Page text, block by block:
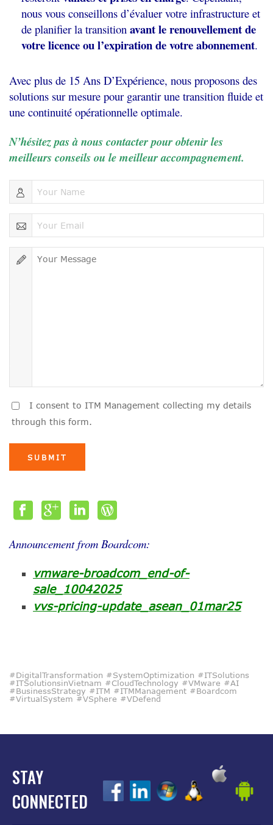
nous vous conseillons d’évaluer votre infrastructure et
de planifier la transition avant le renouvellement de
votre licence ou l’expiration de votre abonnement.
Avec plus de 15 Ans D’Expérience, nous proposons des
solutions sur mesure pour garantir une transition fluide et
une continuité opérationnelle optimale.
N’hésitez pas à nous contacter pour obtenir les
meilleurs conseils ou le meilleur accompagnement.
I consent to ITM Management collecting my details
through this form.
SUBMIT
Announcement from Boardcom:
vmware-broadcom_end-of-
sale_10042025
vvs-pricing-update_asean_01mar25
#DigitalTransformation #SystemOptimization #ITSolutions
#ITSolutionsinVietnam #CloudTechnology #VMware #AI
#BusinessStrategy #ITM #ITMManagement #Boardcom
#VirtualSystem #vSphere #vDefend
STAY
CONNECTED